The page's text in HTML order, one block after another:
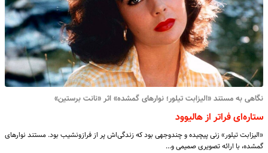
نگاهی به مستند «الیزابت تیلور؛ نوارهای گمشده» اثر «نانت برستین»
ستاره‌ای فراتر از هالیوود
«الیزابت تیلور» زنی پیچیده و چندوجهی بود که زندگی‌اش پر از فرازونشیب بود. مستند نوارهای
گمشده، با ارائه تصویری صمیمی و…